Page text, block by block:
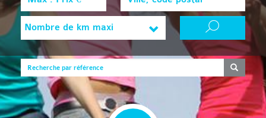
Nombre de km maxi